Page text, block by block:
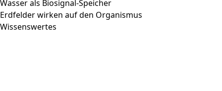
Wasser als Biosignal-Speicher
Erdfelder wirken auf den Organismus
Wissenswertes